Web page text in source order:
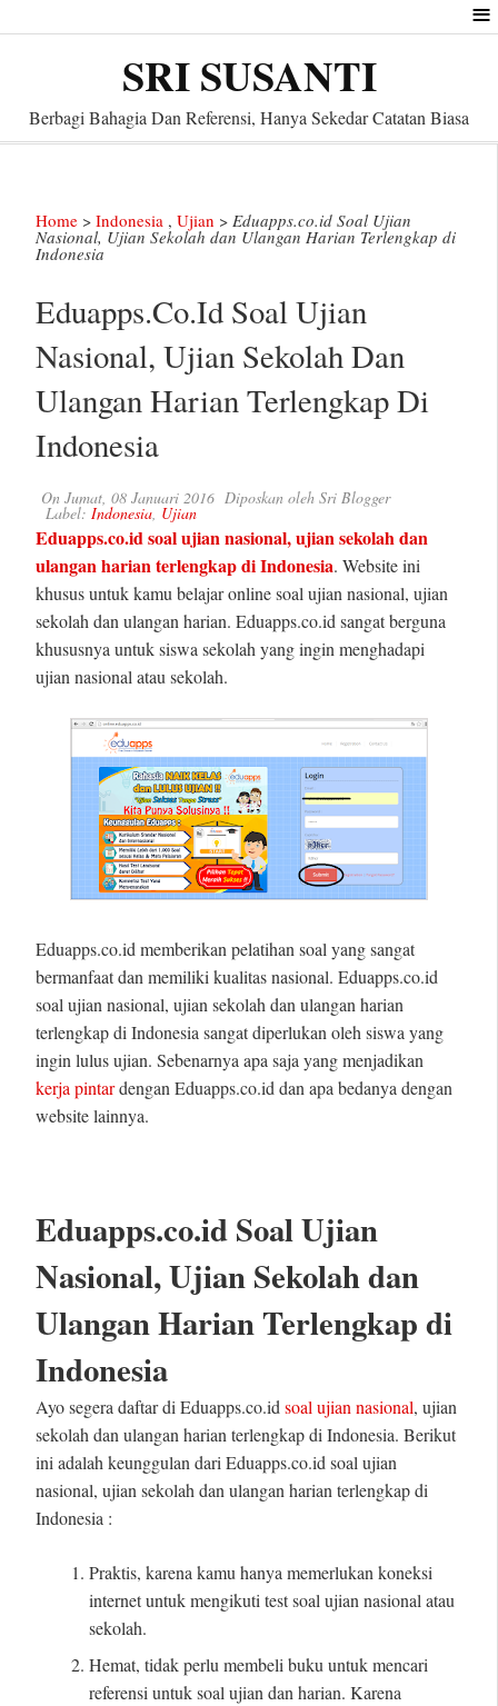
≡
SRI SUSANTI
Berbagi Bahagia Dan Referensi, Hanya Sekedar Catatan Biasa
Home >Indonesia ,Ujian >Eduapps.co.id Soal Ujian
Nasional, Ujian Sekolah dan Ulangan Harian Terlengkap di
Indonesia
Eduapps.co.id Soal Ujian
Nasional, Ujian Sekolah Dan
Ulangan Harian Terlengkap Di
Indonesia
On Jumat, 08 Januari 2016 Diposkan oleh Sri Blogger
Label:Indonesia, Ujian
Eduapps.co.id soal ujian nasional, ujian sekolah dan
ulangan harian terlengkap di Indonesia. Website ini
khusus untuk kamu belajar online soal ujian nasional, ujian
sekolah dan ulangan harian. Eduapps.co.id sangat berguna
khususnya untuk siswa sekolah yang ingin menghadapi
ujian nasional atau sekolah.
Eduapps.co.id memberikan pelatihan soal yang sangat
bermanfaat dan memiliki kualitas nasional. Eduapps.co.id
soal ujian nasional, ujian sekolah dan ulangan harian
terlengkap di Indonesia sangat diperlukan oleh siswa yang
ingin lulus ujian. Sebenarnya apa saja yang menjadikan
kerja pintardengan Eduapps.co.id dan apa bedanya dengan
website lainnya.
Eduapps.co.id Soal Ujian
Nasional, Ujian Sekolah dan
Ulangan Harian Terlengkap di
Indonesia
Ayo segera daftar di Eduapps.co.idsoal ujian nasional, ujian
sekolah dan ulangan harian terlengkap di Indonesia. Berikut
ini adalah keunggulan dari Eduapps.co.id soal ujian
nasional, ujian sekolah dan ulangan harian terlengkap di
Indonesia :
Praktis, karena kamu hanya memerlukan koneksi
internet untuk mengikuti test soal ujian nasional atau
sekolah.
Hemat, tidak perlu membeli buku untuk mencari
referensi untuk soal ujian dan harian. Karena